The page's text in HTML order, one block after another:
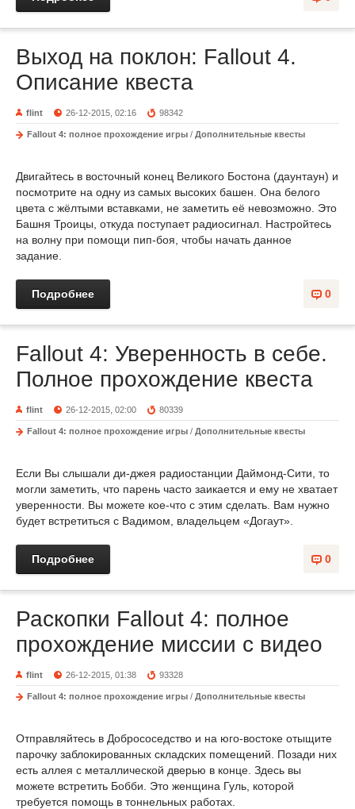
Выход на поклон: Fallout 4.
Описание квеста
flint 26-12-2015, 02:16 98342
Fallout 4: полное прохождение игры / Дополнительные квесты
Двигайтесь в восточный конец Великого Бостона (даунтаун) и
посмотрите на одну из самых высоких башен. Она белого
цвета с жёлтыми вставками, не заметить её невозможно. Это
Башня Троицы, откуда поступает радиосигнал. Настройтесь
на волну при помощи пип-боя, чтобы начать данное
задание.
0
Подробнее
Fallout 4: Уверенность в себе.
Полное прохождение квеста
flint 26-12-2015, 02:00 80339
Fallout 4: полное прохождение игры / Дополнительные квесты
Если Вы слышали ди-джея радиостанции Даймонд-Сити, то
могли заметить, что парень часто заикается и ему не хватает
уверенности. Вы можете кое-что с этим сделать. Вам нужно
будет встретиться с Вадимом, владельцем «Догаут».
0
Подробнее
Раскопки Fallout 4: полное
прохождение миссии с видео
flint 26-12-2015, 01:38 93328
Fallout 4: полное прохождение игры / Дополнительные квесты
Отправляйтесь в Добрососедство и на юго-востоке отыщите
парочку заблокированных складских помещений. Позади них
есть аллея с металлической дверью в конце. Здесь вы
можете встретить Бобби. Это женщина Гуль, которой
требуется помощь в тоннельных работах.